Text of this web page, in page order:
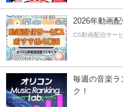
2026年動画
CS動画配信サー
毎週の音楽ラ
ク！